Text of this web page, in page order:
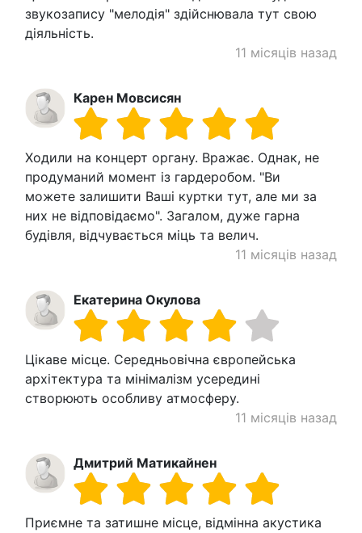
звукозапису "мелодія" здійснювала тут свою
діяльність.
11 місяців назад
Карен Мовсисян
Ходили на концерт органу. Вражає. Однак, не
продуманий момент із гардеробом. "Ви
можете залишити Ваші куртки тут, але ми за
них не відповідаємо". Загалом, дуже гарна
будівля, відчувається міць та велич.
11 місяців назад
Екатерина Окулова
Цікаве місце. Середньовічна європейська
архітектура та мінімалізм усередині
створюють особливу атмосферу.
11 місяців назад
Дмитрий Матикайнен
Приємне та затишне місце, відмінна акустика